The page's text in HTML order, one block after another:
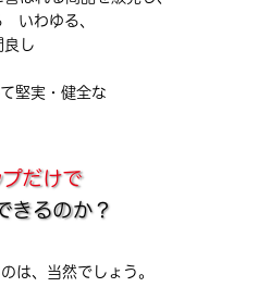
いわゆる、
し
堅実・健全な
だけで
きるのか？
は、当然でしょう。